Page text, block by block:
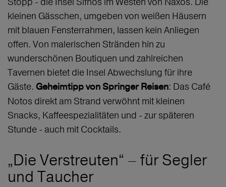
kleinen Gässchen, umgeben von weißen Häusern
mit blauen Fensterrahmen, lassen kein Anliegen
offen. Von malerischen Stränden hin zu
wunderschönen Boutiquen und zahlreichen
Tavernen bietet die Insel Abwechslung für ihre
Gäste. Geheimtipp von Springer Reisen: Das Café
Notos direkt am Strand verwöhnt mit kleinen
Snacks, Kaffeespezialitäten und - zur späteren
Stunde - auch mit Cocktails.
„Die Verstreuten“ – für Segler
und Taucher